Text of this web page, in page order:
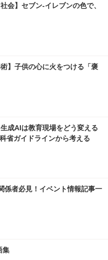
会】セブン‐イレブンの色で、
術】子供の心に火をつける「褒
生成AIは教育現場をどう変える
省ガイドラインから考える
係者必見！イベント情報記事一
集